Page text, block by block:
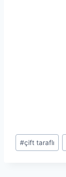
Post
Tags:
#çift taraflı